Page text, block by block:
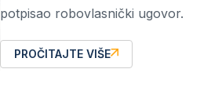
potpisao robovlasnički ugovor.
PROČITAJTE VIŠE